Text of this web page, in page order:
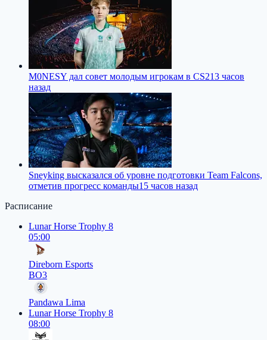
M0NESY дал совет молодым игрокам в CS213 часов
назад
Sneyking высказался об уровне подготовки Team Falcons,
отметив прогресс команды15 часов назад
Расписание
Lunar Horse Trophy 8
05:00
Direborn Esports
BO3
Pandawa Lima
Lunar Horse Trophy 8
08:00